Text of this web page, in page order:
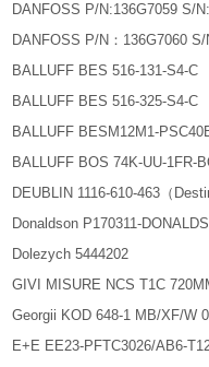
DANFOSS P/N:136G7059 S/
DANFOSS P/N：136G7060
BALLUFF BES 516-131-S4-C
BALLUFF BES 516-325-S4-C
BALLUFF BESM12M1-
BALLUFF BOS 74K-UU-1FR-
DEUBLIN 1116-610-463（
Donaldson P170311-
Dolezych 5444202
GIVI MISURE NCS T1C
Georgii KOD 648-1 MB/XF/W
E+E EE23-PFTC3026/AB6-